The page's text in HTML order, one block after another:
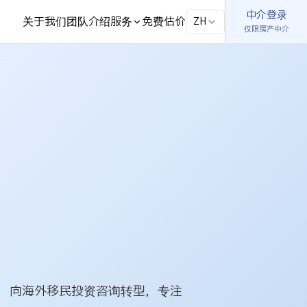
关于我们团队介绍服务 免费估价 ZH 中介登录
仅限房产中介
关于我们团队介绍服务 免费估价 ZH 中介登录
仅限房产中介
向海外移民投资咨询转型，专注